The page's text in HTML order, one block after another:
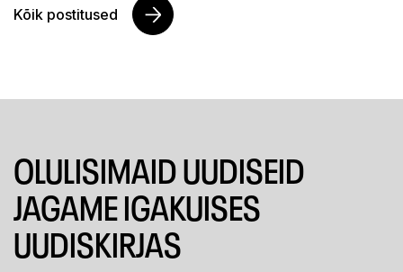
Kõik postitused
OLULISIMAID UUDISEID
JAGAME IGAKUISES
UUDISKIRJAS